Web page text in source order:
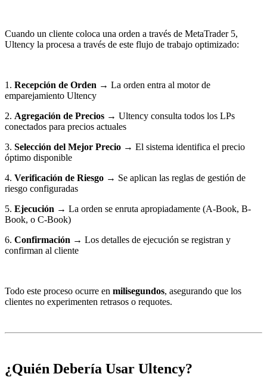
Cuando un cliente coloca una orden a través de MetaTrader 5,
Ultency la procesa a través de este flujo de trabajo optimizado:
1. Recepción de Orden → La orden entra al motor de
emparejamiento Ultency
2. Agregación de Precios → Ultency consulta todos los LPs
conectados para precios actuales
3. Selección del Mejor Precio → El sistema identifica el precio
óptimo disponible
4. Verificación de Riesgo → Se aplican las reglas de gestión de
riesgo configuradas
5. Ejecución → La orden se enruta apropiadamente (A-Book, B-
Book, o C-Book)
6. Confirmación → Los detalles de ejecución se registran y
confirman al cliente
Todo este proceso ocurre en milisegundos, asegurando que los
clientes no experimenten retrasos o requotes.
¿Quién Debería Usar Ultency?